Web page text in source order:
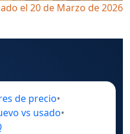
el 20 de Marzo de 2026
de precio•
vs usado•